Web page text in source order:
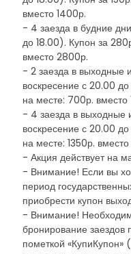
вместо 1400р.
- 4 заезда в будние
до 18.00). Купон за
вместо 2800р.
- 2 заезда в выходные
воскресение с 20.00
на месте: 700р. вместо
- 4 заезда в выходные
воскресение с 20.00
на месте: 1350р.
- Акция действует на
- Внимание! Если вы
период
приобрести купон
- Внимание!
бронирование заездов
пометкой «КупиКупон»